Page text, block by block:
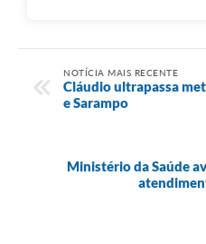
NOTÍCIA MAIS RECENTE
Cláudio ultrapassa
e Sarampo
Ministério da Saúde